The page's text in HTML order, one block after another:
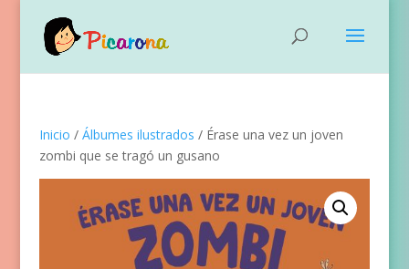
Inicio / Álbumes ilustrados / Érase una vez un joven
zombi que se tragó un gusano